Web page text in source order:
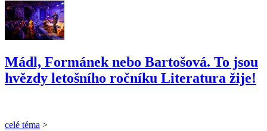
Mádl, Formánek nebo Bartošová. To jsou
hvězdy letošního ročníku Literatura žije!
celé téma >